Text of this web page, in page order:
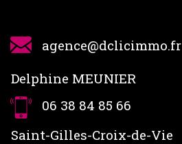
agence@dclicimmo.fr
Delphine MEUNIER
06 38 84 85 66
Saint-Gilles-Croix-de-Vie